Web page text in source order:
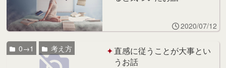
2020/07/12
直感に従うことが大事とい
うお話
0→1 考え方